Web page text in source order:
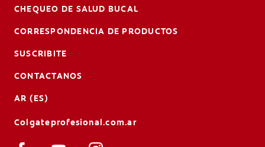
CHEQUEO DE SALUD BUCAL
CORRESPONDENCIA DE PRODUCTOS
SUSCRIBITE
CONTACTANOS
AR (ES)
Colgateprofesional.com.ar